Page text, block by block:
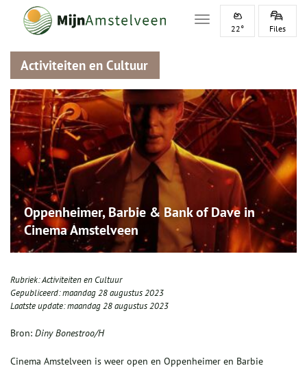
Toggle navigation
22° Files
Activiteiten en Cultuur
Oppenheimer, Barbie & Bank of Dave in
Cinema Amstelveen
Rubriek:Activiteiten en Cultuur
Gepubliceerd:maandag 28 augustus 2023
Laatste update:maandag 28 augustus 2023
Bron: Diny Bonestroo/H
Cinema Amstelveen is weer open en Oppenheimer en Barbie